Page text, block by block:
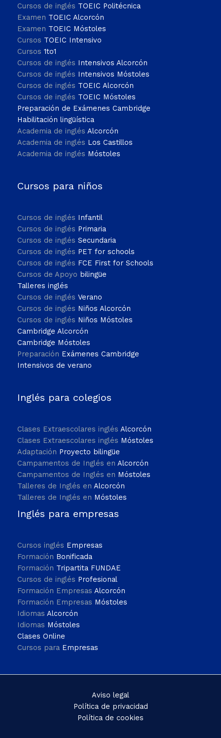
Cursos de inglés TOEIC Politécnica
Examen TOEIC Alcorcón
Examen TOEIC Móstoles
Cursos TOEIC Intensivo
Cursos 1to1
Cursos de inglés Intensivos Alcorcón
Cursos de inglés Intensivos Móstoles
Cursos de inglés TOEIC Alcorcón
Cursos de inglés TOEIC Móstoles
Preparación de Exámenes Cambridge
Habilitación lingüística
Academia de inglés Alcorcón
Academia de inglés Los Castillos
Academia de inglés Móstoles
Cursos para niños
Cursos de inglés Infantil
Cursos de inglés Primaria
Cursos de inglés Secundaria
Cursos de inglés PET for schools
Cursos de inglés FCE First for Schools
Cursos de Apoyo bilingüe
Talleres inglés
Cursos de inglés Verano
Cursos de inglés Niños Alcorcón
Cursos de inglés Niños Móstoles
Cambridge Alcorcón
Cambridge Móstoles
Preparación Exámenes Cambridge
Intensivos de verano
Inglés para colegios
Clases Extraescolares inglés Alcorcón
Clases Extraescolares inglés Móstoles
Adaptación Proyecto bilingüe
Campamentos de Inglés en Alcorcón
Campamentos de Inglés en Móstoles
Talleres de Inglés en Alcorcón
Talleres de Inglés en Móstoles
Inglés para empresas
Cursos inglés Empresas
Formación Bonificada
Formación Tripartita FUNDAE
Cursos de inglés Profesional
Formación Empresas Alcorcón
Formación Empresas Móstoles
Idiomas Alcorcón
Idiomas Móstoles
Clases Online
Cursos para Empresas
Aviso legal
Política de privacidad
Política de cookies